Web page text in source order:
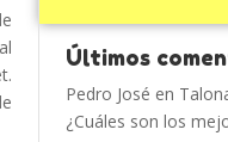
Últimos
Pedro José en
¿Cuáles son los